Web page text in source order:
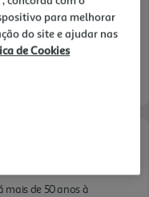
mais de 50 anos à
para melhorar
do site e ajudar nas
de Cookies